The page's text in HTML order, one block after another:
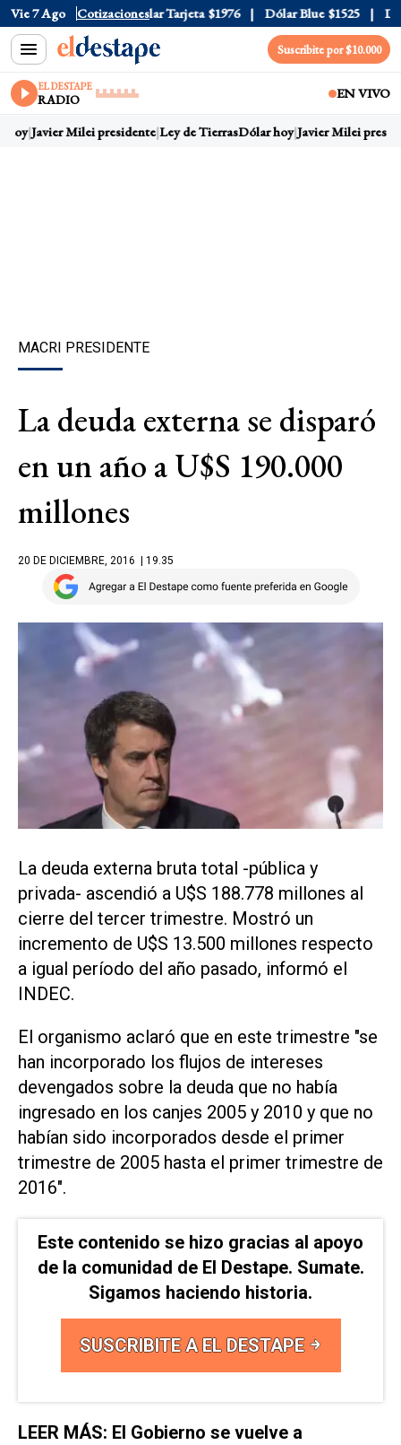
Vie 7 Ago Cotizaciones
Oficial $1520 Dólar Tarjeta $1976 Dólar Blue $1525
Suscribite por $10.000
EL DESTAPE
RADIO EN VIVO
Javier Milei presidente Ley de TierrasDólar hoy Javier Milei
MACRI PRESIDENTE
La deuda externa se disparó
en un año a U$S 190.000
millones
20 DE DICIEMBRE, 2016 | 19.35
La deuda externa bruta total -pública y
privada- ascendió a U$S 188.778 millones al
cierre del tercer trimestre. Mostró un
incremento de U$S 13.500 millones respecto
a igual período del año pasado, informó el
INDEC.
El organismo aclaró que en este trimestre "se
han incorporado los flujos de intereses
devengados sobre la deuda que no había
ingresado en los canjes 2005 y 2010 y que no
habían sido incorporados desde el primer
trimestre de 2005 hasta el primer trimestre de
2016".
Este contenido se hizo gracias al apoyo
de la comunidad de El Destape. Sumate.
Sigamos haciendo historia.
SUSCRIBITE A EL DESTAPE
LEER MÁS: El Gobierno se vuelve a